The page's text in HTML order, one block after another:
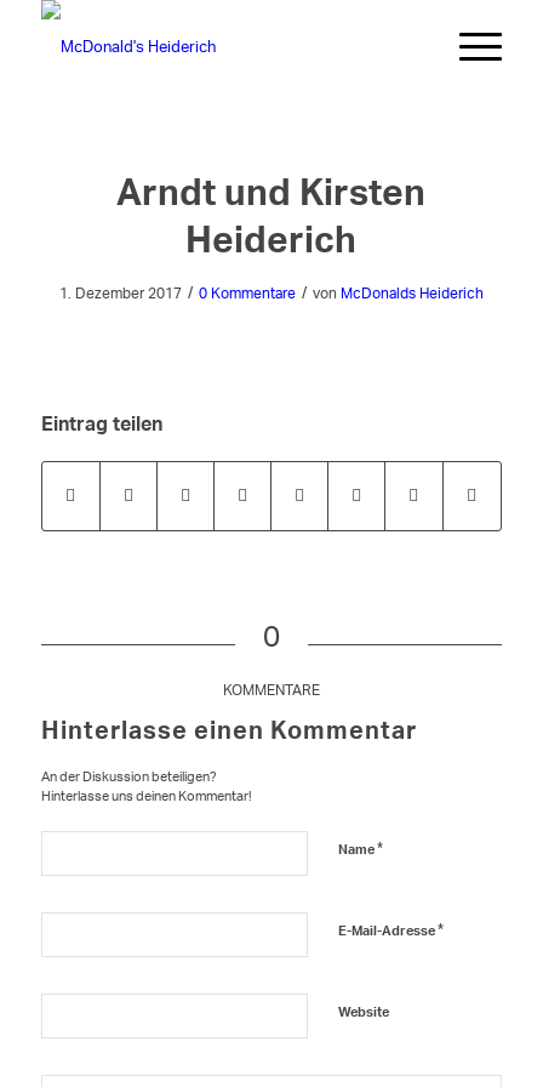
Arndt und Kirsten
Heiderich
1. Dezember 2017/0 Kommentare/vonMcDonalds Heiderich
Eintrag teilen
0
KOMMENTARE
Hinterlasse einen Kommentar
An der Diskussion beteiligen?
Hinterlasse uns deinen Kommentar!
Name*
E-Mail-Adresse*
Website